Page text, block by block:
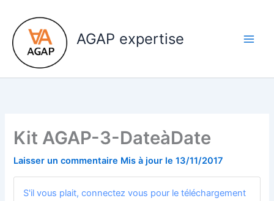
contenu
AGAP expertise
Kit AGAP-3-DateàDate
Laisser un commentaire Mis à jour le13/11/2017
S'il vous plait, connectez vous pour le téléchargement